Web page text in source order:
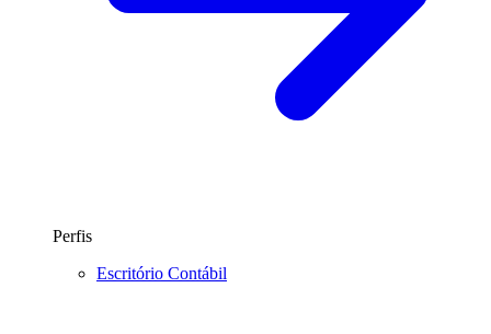
Perfis
Escritório Contábil